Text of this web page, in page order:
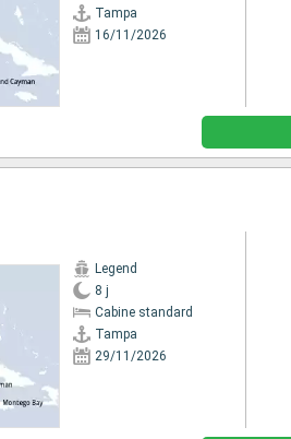
Tampa
16/11/2026
Legend
8 j
Cabine standard
Tampa
29/11/2026